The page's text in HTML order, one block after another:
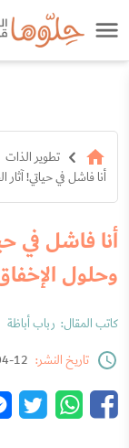
تطوير الذات
أنا فاشل في حياتي!
أنا فاشل في
وحلول
كاتب المقال: رباب أباظة
تاريخ النشر: 12-04-2020